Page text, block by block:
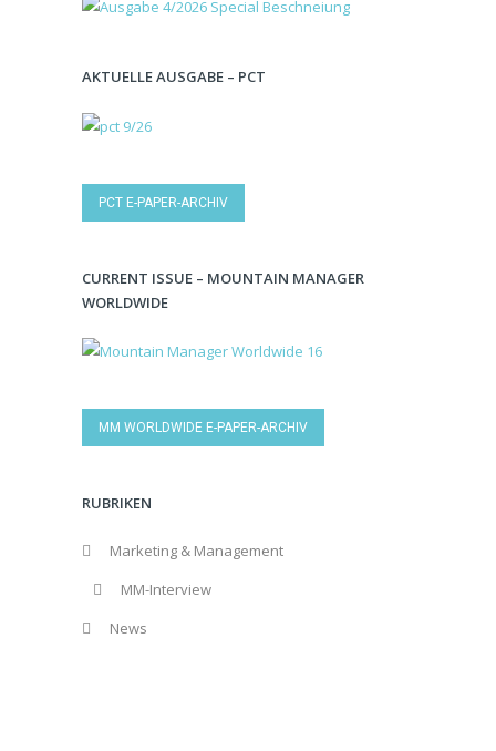
AKTUELLE AUSGABE – PCT
PCT E-PAPER-ARCHIV
CURRENT ISSUE – MOUNTAIN MANAGER
WORLDWIDE
MM WORLDWIDE E-PAPER-ARCHIV
RUBRIKEN
Marketing & Management
MM-Interview
News